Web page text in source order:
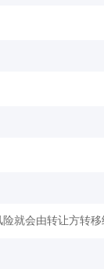
就会由转让方转移